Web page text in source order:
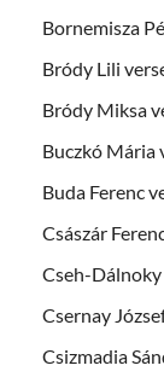
Bornemisza
Bródy Lili
Bródy Miksa
Buczkó Mária
Buda Ferenc
Császár
Cseh-
Csernay
Csizmadia